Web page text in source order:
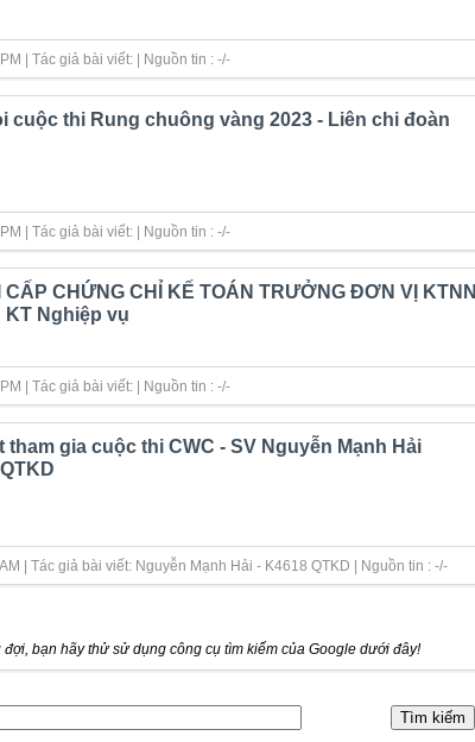
| Tác giả bài viết: | Nguồn tin : -/-
cuộc thi Rung chuông vàng 2023 - Liên chi đoàn
| Tác giả bài viết: | Nguồn tin : -/-
CẤP CHỨNG CHỈ KẾ TOÁN TRƯỞNG ĐƠN VỊ KTNN
KT Nghiệp vụ
| Tác giả bài viết: | Nguồn tin : -/-
tham gia cuộc thi CWC - SV Nguyễn Mạnh Hải
| Tác giả bài viết: Nguyễn Mạnh Hải - K4618 QTKD | Nguồn tin : -/-
bạn hãy thử sử dụng công cụ tìm kiếm của Google dưới đây!